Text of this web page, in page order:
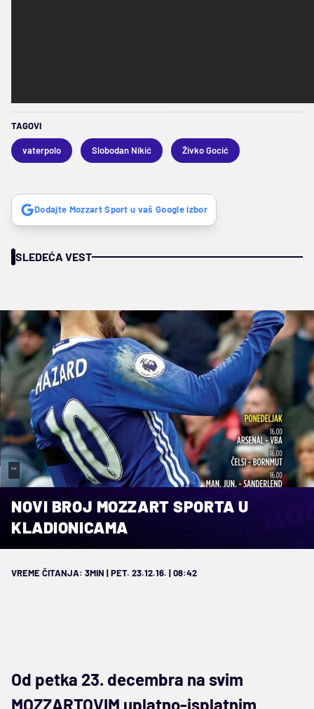
TAGOVI
vaterpolo Slobodan Nikić Živko Gocić
Dodajte Mozzart Sport u vaš Google izbor
SLEDEĆA VEST
""
NOVI BROJ MOZZART SPORTA U
KLADIONICAMA
VREME ČITANJA: 3MIN | PET. 23.12.16. | 08:42
Od petka 23. decembra na svim
MOZZARTOVIM uplatno-isplatnim